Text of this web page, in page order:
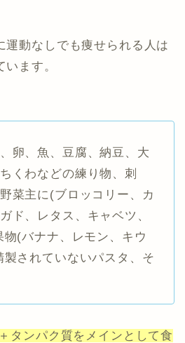
運動なしでも痩せられる人は
ます。
卵、魚、豆腐、納豆、大
くわなどの練り物、刺
菜主に(ブロッコリー、カ
ド、レタス、キャベツ、
(バナナ、レモン、キウ
されていないパスタ、そ
タンパク質をメインとして食